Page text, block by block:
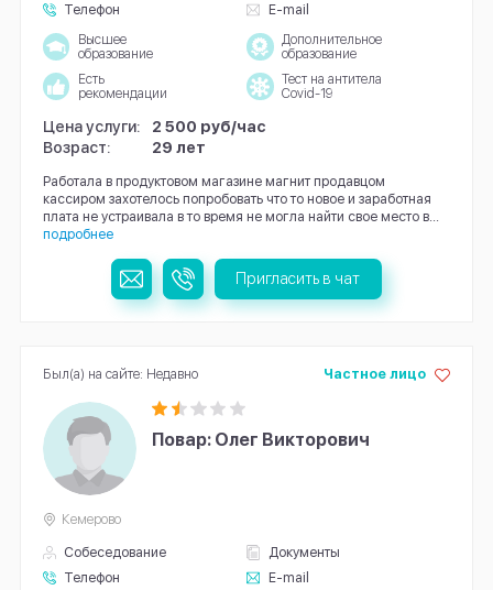
Телефон
E-mail
Высшее
образование
Дополнительное
образование
Есть
рекомендации
Тест на антитела
Covid-19
Цена услуги:
2 500 руб/час
Возраст:
29 лет
Работала в продуктовом магазине магнит продавцом
кассиром захотелось попробовать что то новое и заработная
плата не устраивала в то время не могла найти свое место в...
подробнее
Пригласить в чат
Повар: Олег Викторович
Собеседование
Документы
Телефон
E-mail
Частное лицо
Кемерово
Был(а) на сайте: Недавно